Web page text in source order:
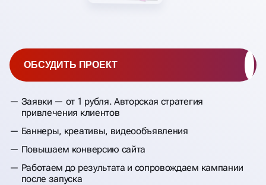
Заявки — от 1 рубля. Авторская стратегия
привлечения клиентов
Баннеры, креативы, видеообъявления
Повышаем конверсию сайта
Работаем до результата и сопровождаем кампании
после запуска
ОБСУДИТЬ ПРОЕКТ